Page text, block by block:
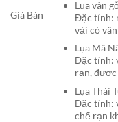
Giá Bán
Lụa vân
Đặc tính:
vải có
Lụa Mã
Đặc tính:
rạn, được
Lụa Thái
Đặc tính:
chế rạn